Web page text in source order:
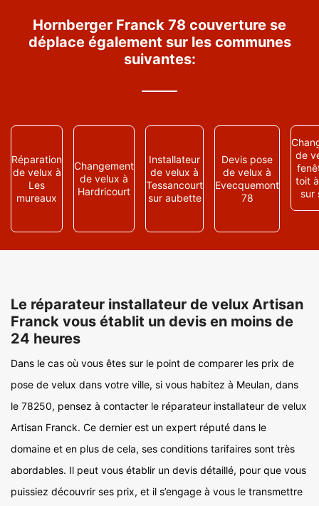
Hornberger Franck 78 couverture se
déplace également sur les communes
suivantes:
Réparation
de velux à
Les
mureaux
Changement
de velux à
Hardricourt
Installateur
de velux à
Tessancourt
sur aubette
Devis pose
de velux à
Evecquemont
78
de
toit
sur
Le réparateur installateur de velux Artisan
Franck vous établit un devis en moins de
24 heures
Dans le cas où vous êtes sur le point de comparer les prix de
pose de velux dans votre ville, si vous habitez à Meulan, dans
le 78250, pensez à contacter le réparateur installateur de velux
Artisan Franck. Ce dernier est un expert réputé dans le
domaine et en plus de cela, ses conditions tarifaires sont très
abordables. Il peut vous établir un devis détaillé, pour que vous
puissiez découvrir ses prix, et il s’engage à vous le transmettre